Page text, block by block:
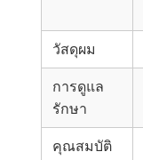
วัสดุผม
การดูแล
รักษา
คุณสมบัติ